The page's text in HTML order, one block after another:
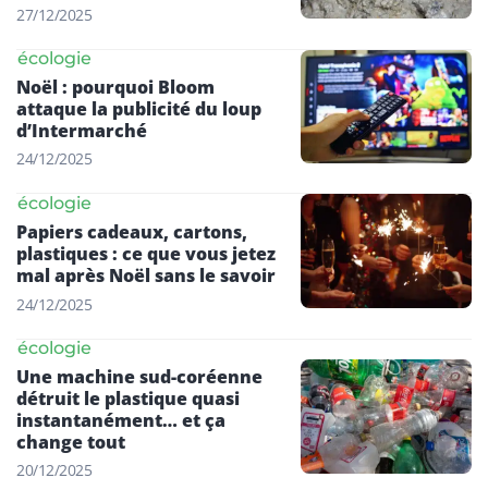
27/12/2025
écologie
Noël : pourquoi Bloom
attaque la publicité du loup
d’Intermarché
24/12/2025
écologie
Papiers cadeaux, cartons,
plastiques : ce que vous jetez
mal après Noël sans le savoir
24/12/2025
écologie
Une machine sud-coréenne
détruit le plastique quasi
instantanément… et ça
change tout
20/12/2025